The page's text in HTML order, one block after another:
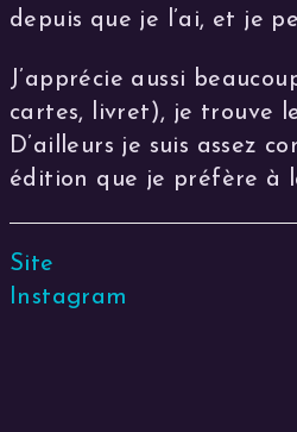
depuis que je l’ai, et je
J’apprécie aussi
cartes, livret), je trouve
D’ailleurs je suis assez
édition que je préfère à
Site
Instagram